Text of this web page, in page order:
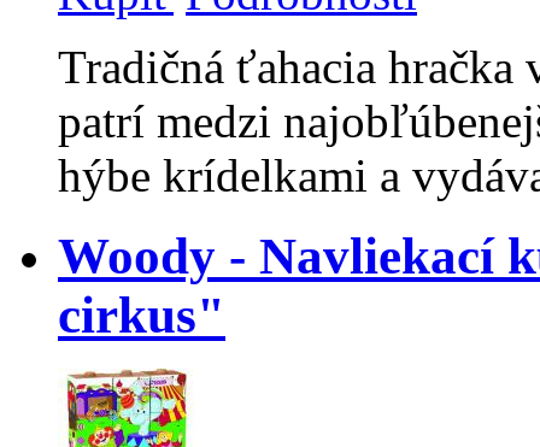
Tradičná ťahacia hračka
patrí medzi
hýbe krídelkami a
Woody - Navliekací
cirkus"